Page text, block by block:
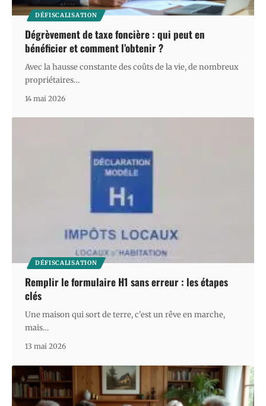
DÉFISCALISATION
Dégrèvement de taxe foncière : qui peut en
bénéficier et comment l’obtenir ?
Avec la hausse constante des coûts de la vie, de nombreux
propriétaires…
14 mai 2026
DÉFISCALISATION
Remplir le formulaire H1 sans erreur : les étapes
clés
Une maison qui sort de terre, c'est un rêve en marche,
mais…
13 mai 2026